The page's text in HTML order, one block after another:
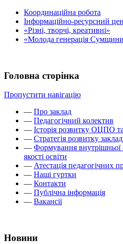
Координаційна робота
Інформаційно-ресурсний
«Різні, творчі, креативні»
«Молода генерація
Головна сторінка
Пропустити навігацію
— Про заклад
— Педагогічний колектив
— Історія розвитку ОЦПО
— Стратегія розвитку
— Формування внутрішньої
якості освіти
— Атестація педагогічних
— Наші гуртки
— Контакти
— Публічна інформація
— Вакансії
Новини